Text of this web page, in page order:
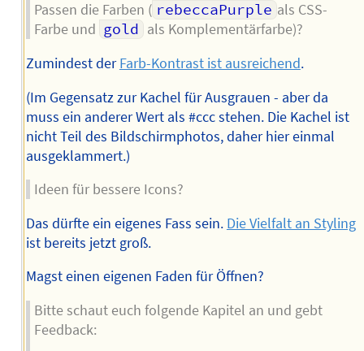
Passen die Farben ( rebeccaPurple als CSS-
Farbe und gold als Komplementärfarbe)?
Zumindest derFarb-Kontrast ist ausreichend.
(Im Gegensatz zur Kachel für Ausgrauen - aber da
muss ein anderer Wert als #ccc stehen. Die Kachel ist
nicht Teil des Bildschirmphotos, daher hier einmal
ausgeklammert.)
Ideen für bessere Icons?
Das dürfte ein eigenes Fass sein. Die Vielfalt an Styling
ist bereits jetzt groß.
Magst einen eigenen Faden für Öffnen?
Bitte schaut euch folgende Kapitel an und gebt
Feedback: